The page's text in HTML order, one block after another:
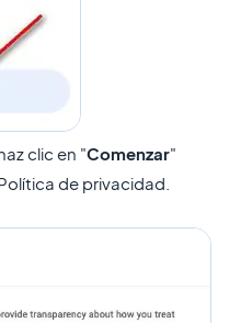
clic en "Comenzar"
de privacidad.